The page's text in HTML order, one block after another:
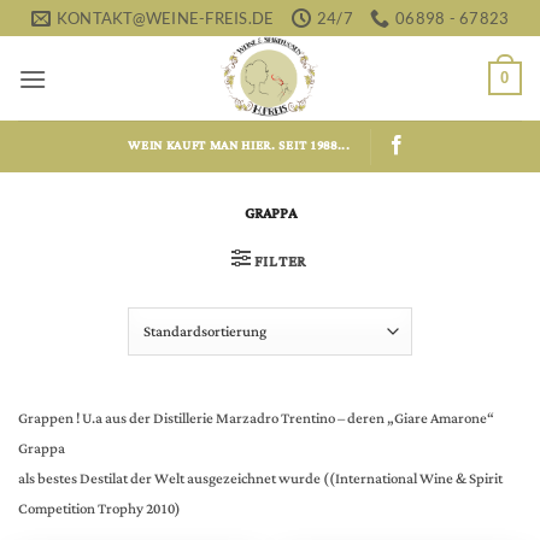
Inhalt
springen
KONTAKT@WEINE-FREIS.DE 24/7 06898 - 67823
0
WEIN KAUFT MAN HIER. SEIT 1988...
GRAPPA
FILTER
Grappen ! U.a aus der Distillerie Marzadro Trentino – deren „Giare Amarone“
Grappa
als bestes Destilat der Welt ausgezeichnet wurde ((International Wine & Spirit
Competition Trophy 2010)